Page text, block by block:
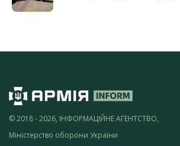
© 2018 - 2026, ІНФОРМАЦІЙНЕ АГЕНТСТВО,
Міністерство оборони України